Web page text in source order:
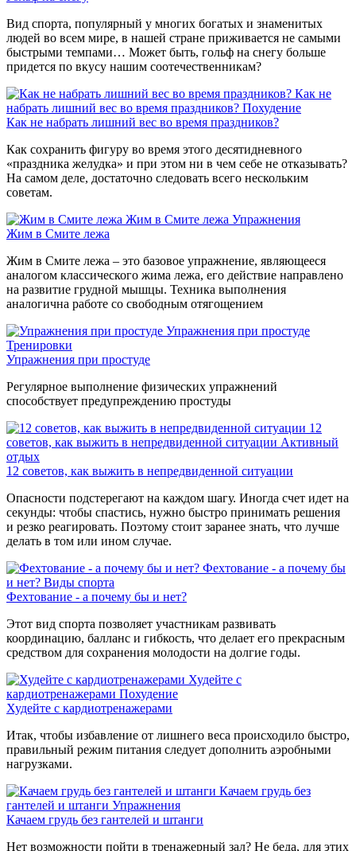
Вид спорта, популярный у многих богатых и знаменитых
людей во всем мире, в нашей стране приживается не самыми
быстрыми темпами… Может быть, гольф на снегу больше
придется по вкусу нашим соотечественникам?
Как не
набрать лишний вес во время праздников? Похудение
Как не набрать лишний вес во время праздников?
Как сохранить фигуру во время этого десятидневного
«праздника желудка» и при этом ни в чем себе не отказывать?
На самом деле, достаточно следовать всего нескольким
советам.
Жим в Смите лежа Упражнения
Жим в Смите лежа
Жим в Смите лежа – это базовое упражнение, являющееся
аналогом классического жима лежа, его действие направлено
на развитие грудной мышцы. Техника выполнения
аналогична работе со свободным отягощением
Упражнения при простуде
Тренировки
Упражнения при простуде
Регулярное выполнение физических упражнений
способствует предупреждению простуды
12
советов, как выжить в непредвиденной ситуации Активный
отдых
12 советов, как выжить в непредвиденной ситуации
Опасности подстерегают на каждом шагу. Иногда счет идет на
секунды: чтобы спастись, нужно быстро принимать решения
и резко реагировать. Поэтому стоит заранее знать, что лучше
делать в том или ином случае.
Фехтование - а почему бы
и нет? Виды спорта
Фехтование - а почему бы и нет?
Этот вид спорта позволяет участникам развивать
координацию, балланс и гибкость, что делает его прекрасным
средством для сохранения молодости на долгие годы.
Худейте с
кардиотренажерами Похудение
Худейте с кардиотренажерами
Итак, чтобы избавление от лишнего веса происходило быстро,
правильный режим питания следует дополнить аэробными
нагрузками.
Качаем грудь без
гантелей и штанги Упражнения
Качаем грудь без гантелей и штанги
Нет возможности пойти в тренажерный зал? Не беда, для этих